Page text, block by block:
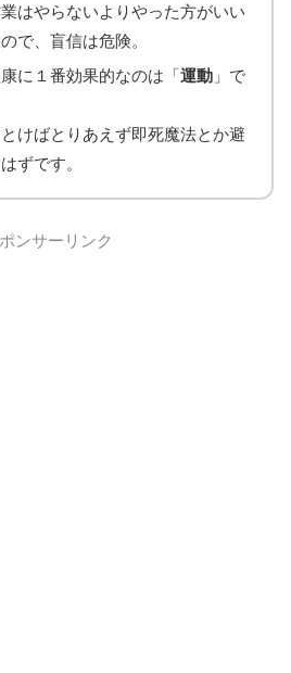
はやらないよりやった方がいい
で、盲信は危険。
に１番効果的なのは「運動 」で
けばとりあえず即死魔法とか避
ずです。
ンサーリンク